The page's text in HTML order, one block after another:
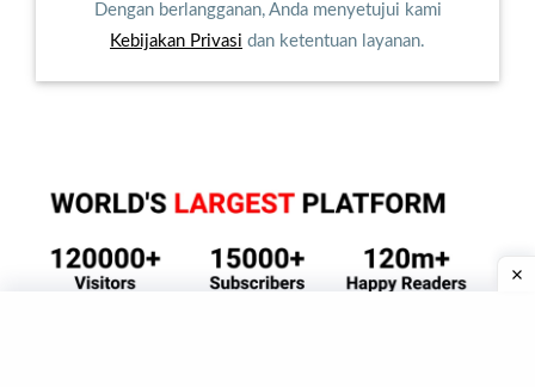
Dengan berlangganan, Anda menyetujui kami
Kebijakan Privasi dan ketentuan layanan.